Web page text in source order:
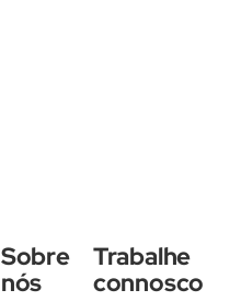
Sobre
nós
Trabalhe
connosco